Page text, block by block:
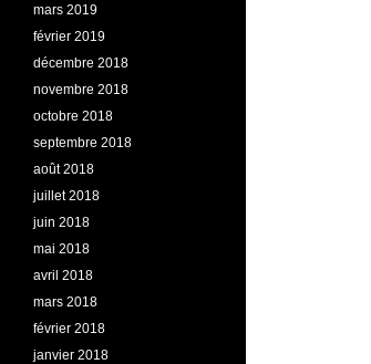
mars 2019
février 2019
décembre 2018
novembre 2018
octobre 2018
septembre 2018
août 2018
juillet 2018
juin 2018
mai 2018
avril 2018
mars 2018
février 2018
janvier 2018